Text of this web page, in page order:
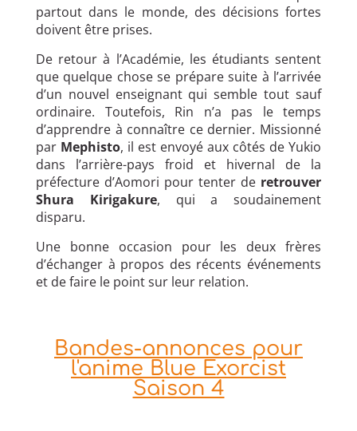
partout dans le monde, des décisions fortes
doivent être prises.
De retour à l’Académie, les étudiants sentent
que quelque chose se prépare suite à l’arrivée
d’un nouvel enseignant qui semble tout sauf
ordinaire. Toutefois, Rin n’a pas le temps
d’apprendre à connaître ce dernier. Missionné
par Mephisto, il est envoyé aux côtés de Yukio
dans l’arrière-pays froid et hivernal de la
préfecture d’Aomori pour tenter de retrouver
Shura Kirigakure, qui a soudainement
disparu.
Une bonne occasion pour les deux frères
d’échanger à propos des récents événements
et de faire le point sur leur relation.
Bandes-annonces pour
l'anime Blue Exorcist
Saison 4